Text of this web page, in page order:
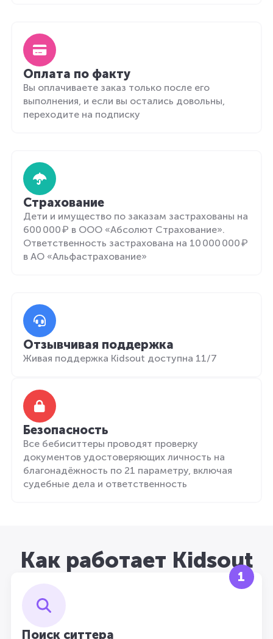
Оплата по факту
Вы оплачиваете заказ только после его
выполнения, и если вы остались довольны,
переходите на подписку
Страхование
Дети и имущество по заказам застрахованы на
600 000 ₽ в ООО «Абсолют Страхование».
Ответственность застрахована на 10 000 000 ₽
в АО «Альфастрахование»
Отзывчивая поддержка
Живая поддержка Kidsout доступна 11/7
Безопасность
Все бебиситтеры проводят проверку
документов удостоверяющих личность на
благонадёжность по 21 параметру, включая
судебные дела и ответственность
Как работает Kidsout
1
Поиск ситтера